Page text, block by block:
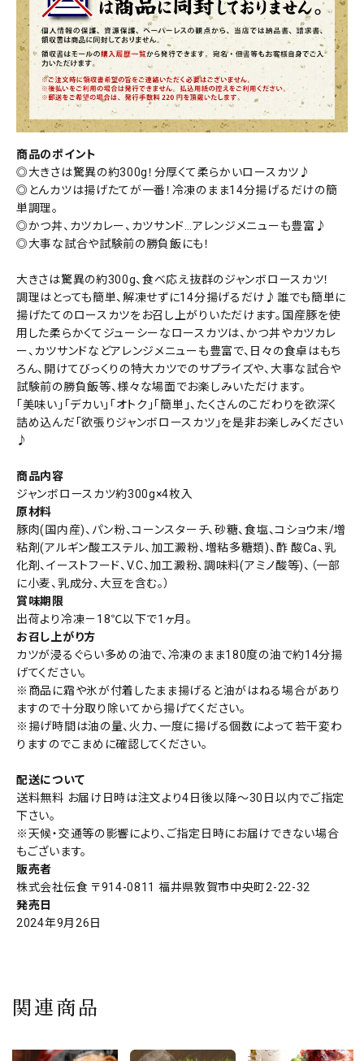
商品のポイント
◎大きさは驚異の約300g！分厚くて柔らかいロースカツ♪
◎とんカツは揚げたてが一番！冷凍のまま14分揚げるだけの簡
単調理。
◎かつ丼、カツカレー、カツサンド…アレンジメニューも豊富♪
◎大事な試合や試験前の勝負飯にも！
大きさは驚異の約300g、食べ応え抜群のジャンボロースカツ！
調理はとっても簡単、解凍せずに14分揚げるだけ♪誰でも簡単に
揚げたてのロースカツをお召し上がりいただけます。国産豚を使
用した柔らかくてジューシーなロースカツは、かつ丼やカツカレ
ー、カツサンドなどアレンジメニューも豊富で、日々の食卓はもち
ろん、開けてびっくりの特大カツでのサプライズや、大事な試合や
試験前の勝負飯等、様々な場面でお楽しみいただけます。
「美味い」「デカい」「オトク」「簡単」、たくさんのこだわりを欲深く
詰め込んだ「欲張りジャンボロースカツ」を是非お楽しみください
♪
商品内容
ジャンボロースカツ約300g×4枚入
原材料
豚肉(国内産)、パン粉、コーンスターチ、砂糖、食塩、コショウ末/増
粘剤(アルギン酸エステル、加工澱粉、増粘多糖類)、酢 酸Ca、乳
化剤、イーストフード、V.C、加工澱粉、調味料(アミノ酸等)、（一部
に小麦、乳成分、大豆を含む。）
賞味期限
出荷より冷凍－18℃以下で1ヶ月。
お召し上がり方
カツが浸るぐらい多めの油で、冷凍のまま180度の油で約14分揚
げてください。
※商品に霜や氷が付着したまま揚げると油がはねる場合があり
ますので十分取り除いてから揚げてください。
※揚げ時間は油の量、火力、一度に揚げる個数によって若干変わ
りますのでこまめに確認してください。
配送について
送料無料 お届け日時は注文より4日後以降〜30日以内でご指定
下さい。
※天候・交通等の影響により、ご指定日時にお届けできない場合
もございます。
販売者
株式会社伝食 〒914-0811 福井県敦賀市中央町2-22-32
発売日
2024年9月26日
関連商品